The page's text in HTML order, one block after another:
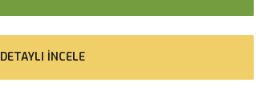
DETAYLI İNCELE